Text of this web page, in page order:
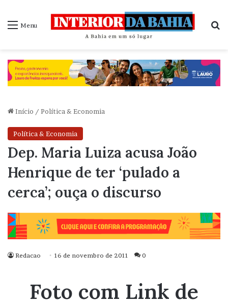
Menu
Início / Política & Economia
Política & Economia
Dep. Maria Luiza acusa João
Henrique de ter ‘pulado a
cerca’; ouça o discurso
Redacao 16 de novembro de 2011 0
Foto com Link de